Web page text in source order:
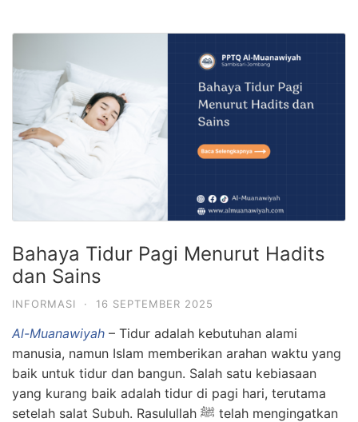
Bahaya Tidur Pagi Menurut Hadits
dan Sains
INFORMASI · 16 SEPTEMBER 2025
Al-Muanawiyah – Tidur adalah kebutuhan alami
manusia, namun Islam memberikan arahan waktu yang
baik untuk tidur dan bangun. Salah satu kebiasaan
yang kurang baik adalah tidur di pagi hari, terutama
setelah salat Subuh. Rasulullah ﷺ telah mengingatkan